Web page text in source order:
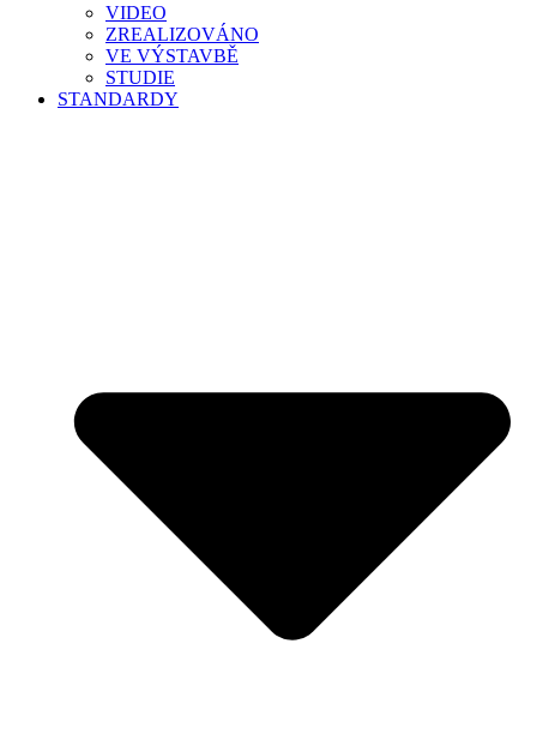
VIDEO
ZREALIZOVÁNO
VE VÝSTAVBĚ
STUDIE
STANDARDY